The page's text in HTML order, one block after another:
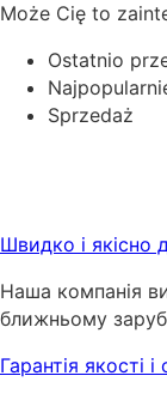
Może Cię to
Ostatnio
Sprzedaż
Швидко і якісно
Наша компанія
ближньому
Гарантія якості